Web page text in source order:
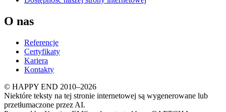
O nas
Referencje
Certyfikaty
Kariera
Kontakty
© HAPPY END 2010–2026
Niektóre teksty na tej stronie internetowej są wygenerowane lub
przetłumaczone przez AI.